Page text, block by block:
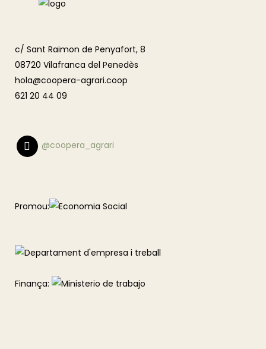
c/ Sant Raimon de Penyafort, 8
08720 Vilafranca del Penedès
hola@coopera-agrari.coop
621 20 44 09
@coopera_agrari
Promou:
Finança: